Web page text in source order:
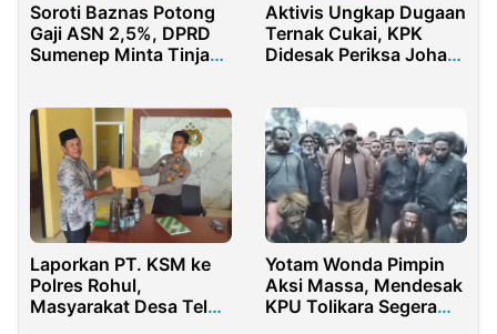
Soroti Baznas Potong
Gaji ASN 2,5%, DPRD
Sumenep Minta Tinjau
Aktivis Ungkap Dugaan
Ternak Cukai, KPK
Didesak Periksa Johan
Laporkan PT. KSM ke
Polres Rohul,
Masyarakat Desa Teluk
Yotam Wonda Pimpin
Aksi Massa, Mendesak
KPU Tolikara Segera